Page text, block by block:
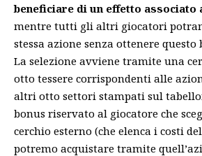
beneficiare di un effetto associato
mentre tutti gli altri giocatori
stessa azione senza ottenere questo
La selezione avviene tramite una
otto tessere corrispondenti alle
altri otto settori stampati sul
bonus riservato al giocatore che
cerchio esterno (che elenca i costi
potremo acquistare tramite